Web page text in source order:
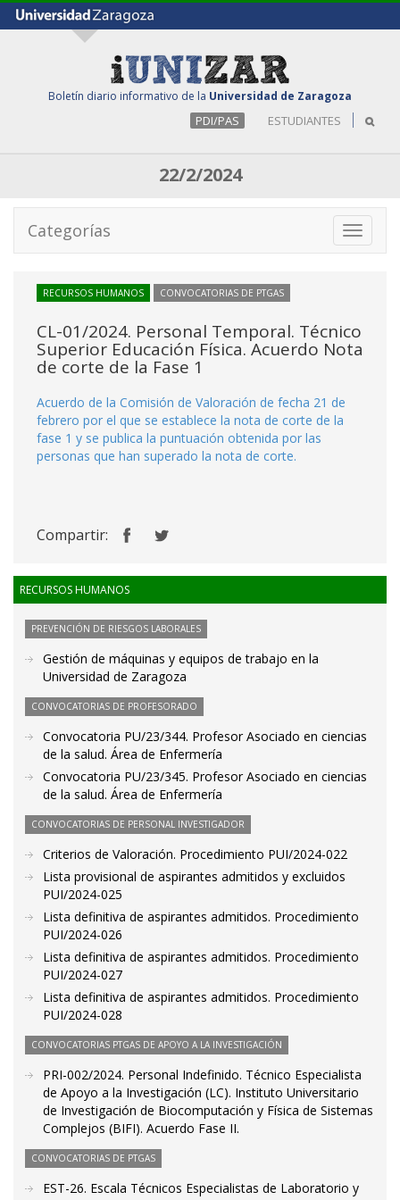
Boletín diario informativo de la Universidad de Zaragoza
PDI/PAS ESTUDIANTES
22/2/2024
Toggle
Categorías
RECURSOS HUMANOS CONVOCATORIAS DE PTGAS
CL-01/2024. Personal Temporal. Técnico
Superior Educación Física. Acuerdo Nota
de corte de la Fase 1
Acuerdo de la Comisión de Valoración de fecha 21 de
febrero por el que se establece la nota de corte de la
fase 1 y se publica la puntuación obtenida por las
personas que han superado la nota de corte.
Compartir:
RECURSOS HUMANOS
PREVENCIÓN DE RIESGOS LABORALES
Gestión de máquinas y equipos de trabajo en la
Universidad de Zaragoza
CONVOCATORIAS DE PROFESORADO
Convocatoria PU/23/344. Profesor Asociado en ciencias
de la salud. Área de Enfermería
Convocatoria PU/23/345. Profesor Asociado en ciencias
de la salud. Área de Enfermería
CONVOCATORIAS DE PERSONAL INVESTIGADOR
Criterios de Valoración. Procedimiento PUI/2024-022
Lista provisional de aspirantes admitidos y excluidos
PUI/2024-025
Lista definitiva de aspirantes admitidos. Procedimiento
PUI/2024-026
Lista definitiva de aspirantes admitidos. Procedimiento
PUI/2024-027
Lista definitiva de aspirantes admitidos. Procedimiento
PUI/2024-028
CONVOCATORIAS PTGAS DE APOYO A LA INVESTIGACIÓN
PRI-002/2024. Personal Indefinido. Técnico Especialista
de Apoyo a la Investigación (LC). Instituto Universitario
de Investigación de Biocomputación y Física de Sistemas
Complejos (BIFI). Acuerdo Fase II.
CONVOCATORIAS DE PTGAS
EST-26. Escala Técnicos Especialistas de Laboratorio y